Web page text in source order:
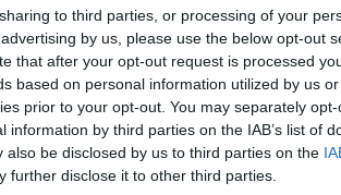
to third parties, or processing of your
by us, please use the below opt-out
that after your opt-out request is processed
based on personal information utilized by us
prior to your opt-out. You may separately
by third parties on the IAB’s list of
be disclosed by us to third parties on the
further disclose it to other third parties.
knygą įtrauktas J.
kitaip. „Nejaučiu savo
– sakė jis.